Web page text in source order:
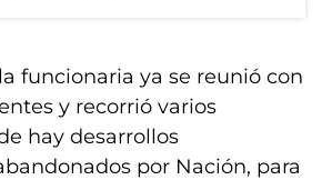
funcionaria ya se reunió con
y recorrió varios
hay desarrollos
por Nación, para